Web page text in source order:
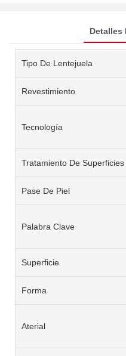
Detalles
Tipo De Lentejuela
Revestimiento
Tecnología
Tratamiento De Superficies
Pase De Piel
Palabra Clave
Superficie
Forma
Aterial